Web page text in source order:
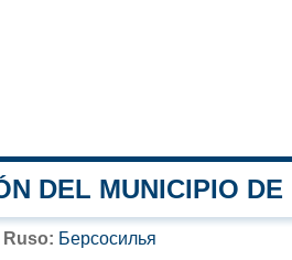
DEL MUNICIPIO
Ruso: Берсосилья